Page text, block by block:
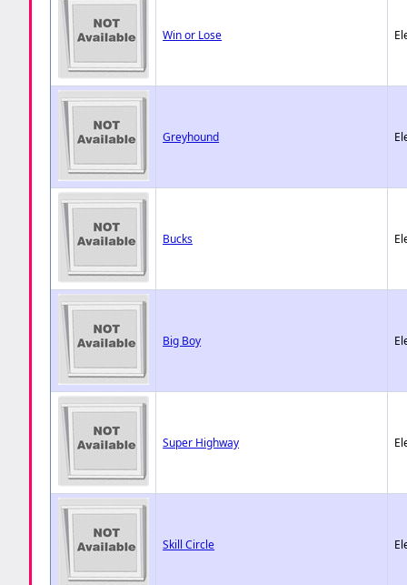
Win or Lose
Greyhound
Bucks
Big Boy
Super Highway
Skill Circle